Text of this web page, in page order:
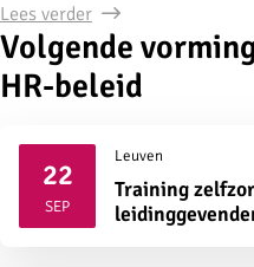
Lees verder
Volgende
HR-beleid
22
SEP2026
Leuven
Training